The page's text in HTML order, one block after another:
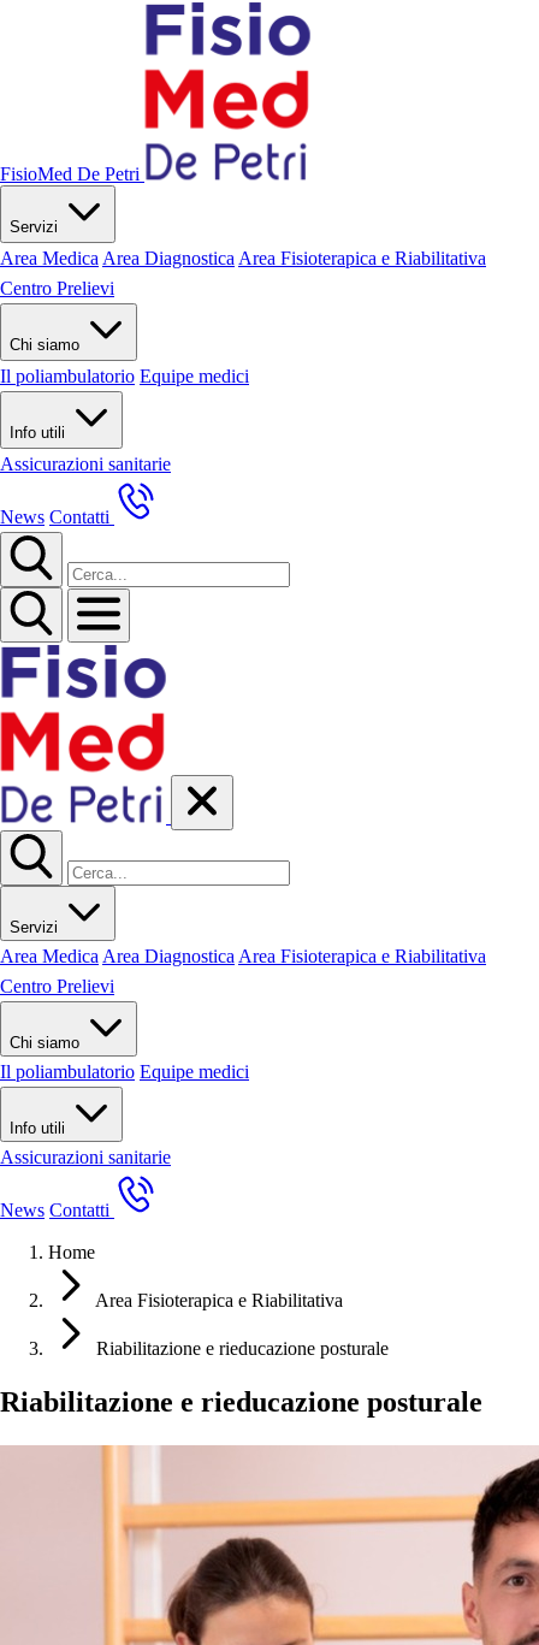
FisioMed De Petri
Servizi
Area Medica Area Diagnostica Area Fisioterapica e Riabilitativa
Centro Prelievi
Chi siamo
Il poliambulatorio Equipe medici
Info utili
Assicurazioni sanitarie
News Contatti
Servizi
Area Medica Area Diagnostica Area Fisioterapica e Riabilitativa
Centro Prelievi
Chi siamo
Il poliambulatorio Equipe medici
Info utili
Assicurazioni sanitarie
News Contatti
Home
Area Fisioterapica e Riabilitativa
Riabilitazione e rieducazione posturale
Riabilitazione e rieducazione posturale